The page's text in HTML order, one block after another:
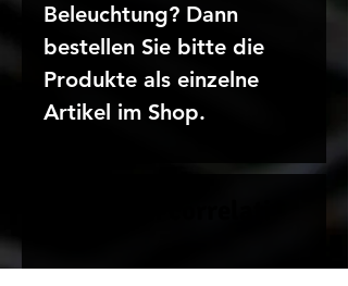
Beleuchtung? Dann
bestellen Sie bitte die
Produkte als einzelne
Artikel im Shop.